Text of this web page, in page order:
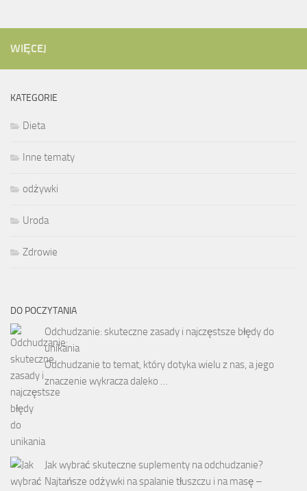
WIĘCEJ
KATEGORIE
Dieta
Inne tematy
odżywki
Uroda
Zdrowie
DO POCZYTANIA
Odchudzanie: skuteczne zasady i najczęstsze błędy do
unikania
Odchudzanie to temat, który dotyka wielu z nas, a jego
znaczenie wykracza daleko …
Jak wybrać skuteczne suplementy na odchudzanie?
Najtańsze odżywki na spalanie tłuszczu i na masę –